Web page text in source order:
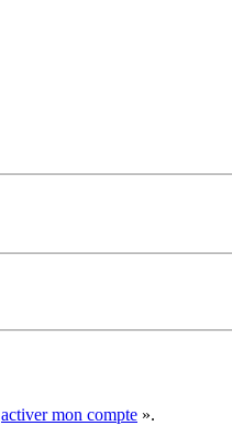
activer mon compte ».